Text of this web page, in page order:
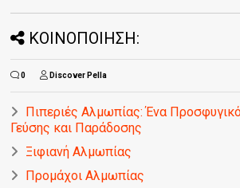
ΚΟΙΝΟΠΟΙΗΣΗ:
0 Discover Pella
Πιπεριές Αλμωπίας: Ένα
Γεύσης και Παράδοσης
Ξιφιανή Αλμωπίας
Προμάχοι Αλμωπίας